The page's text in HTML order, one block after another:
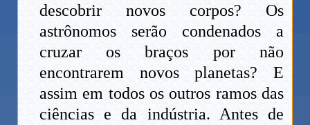
descobrir novos corpos? Os
astrônomos serão condenados a
cruzar os braços por não
encontrarem novos planetas? E
assim em todos os outros ramos das
ciências e da indústria. Antes de